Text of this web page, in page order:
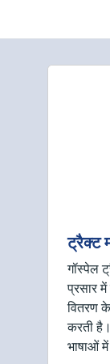
ट्रैक्ट
गॉस्पेल
प्रसार
वितरण
करती
भाषाओं